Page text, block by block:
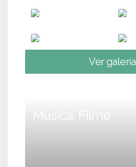
Ver galeria
Música, Filme